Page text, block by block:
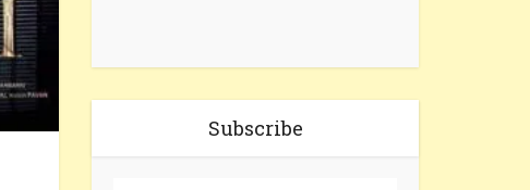
Subscribe